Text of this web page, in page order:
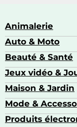
Animalerie
Abris pour
Aquariophilie
Colliers GPS
Matériel
Auto & Moto
Accessoires auto
Attelage &
Autoradios
Casques moto
Beauté & Santé
Alimentation
Amour &
Appareils de
Brosses à dents
Jeux vidéo &
Accessoires de
Consoles de jeux
Drones
Maison & Jardin
Ameublement
Articles de
Mode &
Accessoires de
Produits